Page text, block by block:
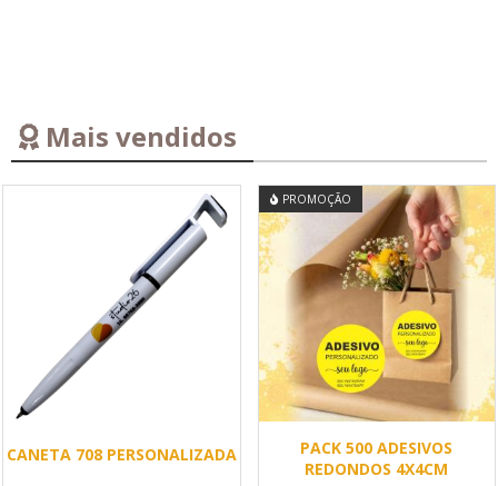
Mais vendidos
CANETA 708 PERSONALIZADA
PROMOÇÃO
PACK 500 ADESIVOS
REDONDOS 4X4CM